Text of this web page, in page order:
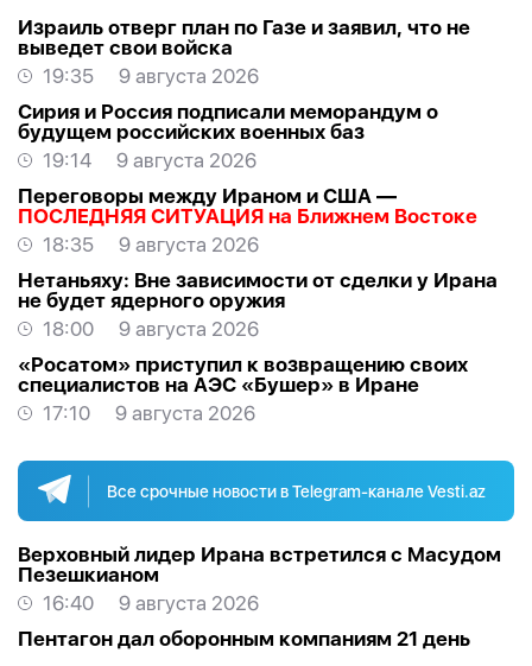
Израиль отверг план по Газе и заявил, что не
выведет свои войска
19:35
9 августа 2026
Сирия и Россия подписали меморандум о
будущем российских военных баз
19:14
9 августа 2026
Переговоры между Ираном и США —
ПОСЛЕДНЯЯ СИТУАЦИЯ на Ближнем Востоке
18:35
9 августа 2026
Нетаньяху: Вне зависимости от сделки у Ирана
не будет ядерного оружия
18:00
9 августа 2026
«Росатом» приступил к возвращению своих
специалистов на АЭС «Бушер» в Иране
17:10
9 августа 2026
Все срочные новости в Telegram-канале Vesti.az
Верховный лидер Ирана встретился с Масудом
Пезешкианом
16:40
9 августа 2026
Пентагон дал оборонным компаниям 21 день